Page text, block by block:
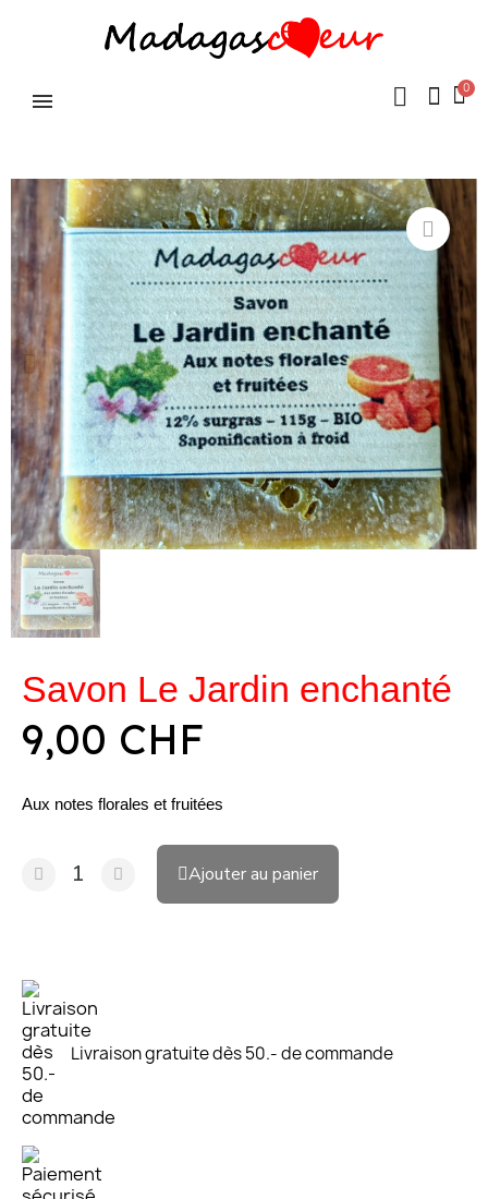
Savon Le Jardin enchanté
9,00 CHF
Aux notes florales et fruitées
Ajouter au panier
Livraison gratuite dès 50.- de commande